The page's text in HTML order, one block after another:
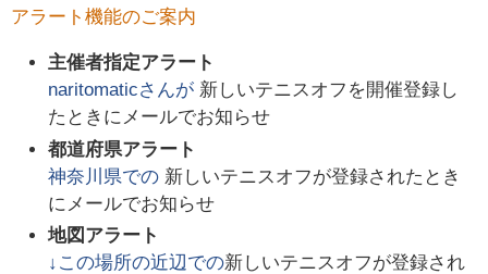
アラート機能のご案内
主催者指定アラート
naritomaticさんが 新しいテニスオフを開催登録し
たときにメールでお知らせ
都道府県アラート
神奈川県での 新しいテニスオフが登録されたとき
にメールでお知らせ
地図アラート
↓この場所の近辺での新しいテニスオフが登録され